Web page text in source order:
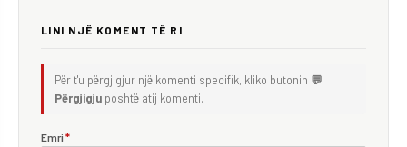
LINI NJË KOMENT TË RI
Për t'u përgjigjur një komenti specifik, kliko butonin 💬
Përgjigju poshtë atij komenti.
Emri *